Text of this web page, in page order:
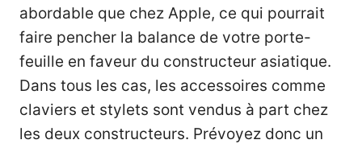
abordable que chez Apple, ce qui pourrait
faire pencher la balance de votre porte-
feuille en faveur du constructeur asiatique.
Dans tous les cas, les accessoires comme
claviers et stylets sont vendus à part chez
les deux constructeurs. Prévoyez donc un